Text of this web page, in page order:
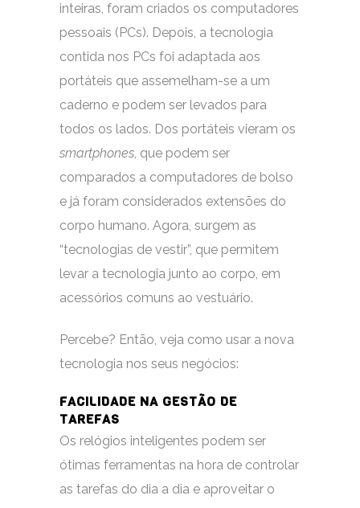
inteiras, foram criados os computadores
pessoais (PCs). Depois, a tecnologia
contida nos PCs foi adaptada aos
portáteis que assemelham-se a um
caderno e podem ser levados para
todos os lados. Dos portáteis vieram os
smartphones, que podem ser
comparados a computadores de bolso
e já foram considerados extensões do
corpo humano. Agora, surgem as
“tecnologias de vestir”, que permitem
levar a tecnologia junto ao corpo, em
acessórios comuns ao vestuário.
Percebe? Então, veja como usar a nova
tecnologia nos seus negócios:
FACILIDADE NA GESTÃO DE
TAREFAS
Os relógios inteligentes podem ser
ótimas ferramentas na hora de controlar
as tarefas do dia a dia e aproveitar o